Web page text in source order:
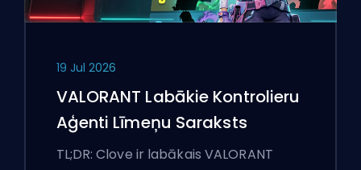
19 Jul 2026
VALORANT Labākie Kontrolieru
Aģenti Līmeņu Saraksts
TL;DR: Clove ir labākais VALORANT